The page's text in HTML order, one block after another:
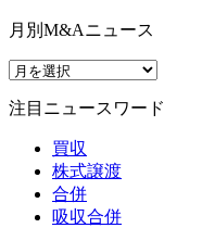
月別M&Aニュース
注目ニュースワード
買収
株式譲渡
合併
吸収合併